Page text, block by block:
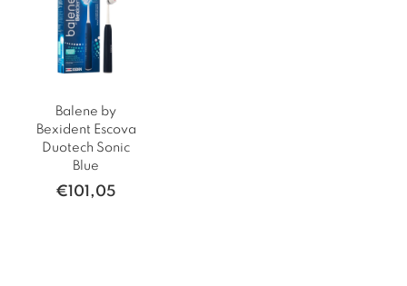
Balene by
Bexident Escova
Duotech Sonic
Blue
€101,05